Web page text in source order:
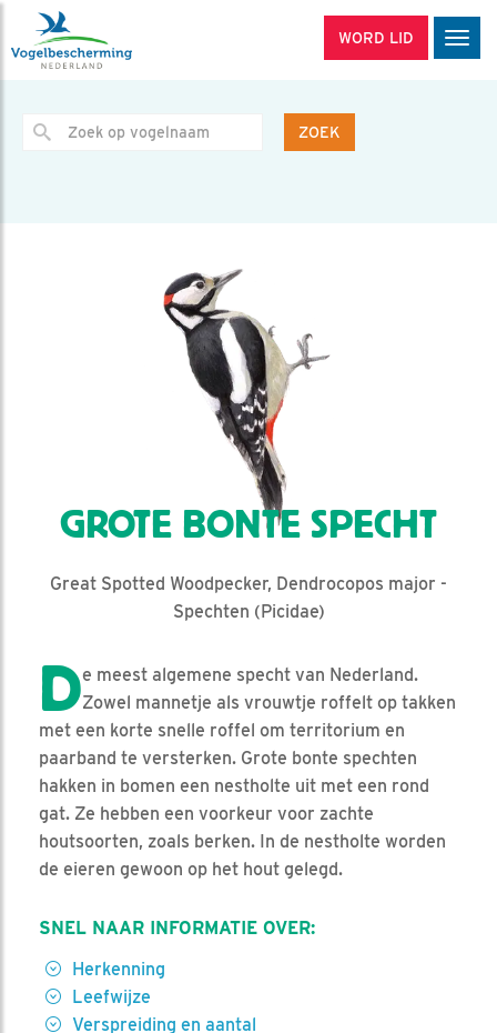
WORD LID
ZOEK
GROTE BONTE SPECHT
Great Spotted Woodpecker, Dendrocopos major -
Spechten (Picidae)
De meest algemene specht van Nederland.
Zowel mannetje als vrouwtje roffelt op takken
met een korte snelle roffel om territorium en
paarband te versterken. Grote bonte spechten
hakken in bomen een nestholte uit met een rond
gat. Ze hebben een voorkeur voor zachte
houtsoorten, zoals berken. In de nestholte worden
de eieren gewoon op het hout gelegd.
SNEL NAAR INFORMATIE OVER:
Herkenning
Leefwijze
Verspreiding en aantal